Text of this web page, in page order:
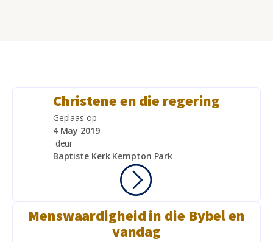
Christene en die regering
Geplaas op
4 May 2019
deur
Baptiste Kerk Kempton Park
Menswaardigheid in die Bybel en
vandag